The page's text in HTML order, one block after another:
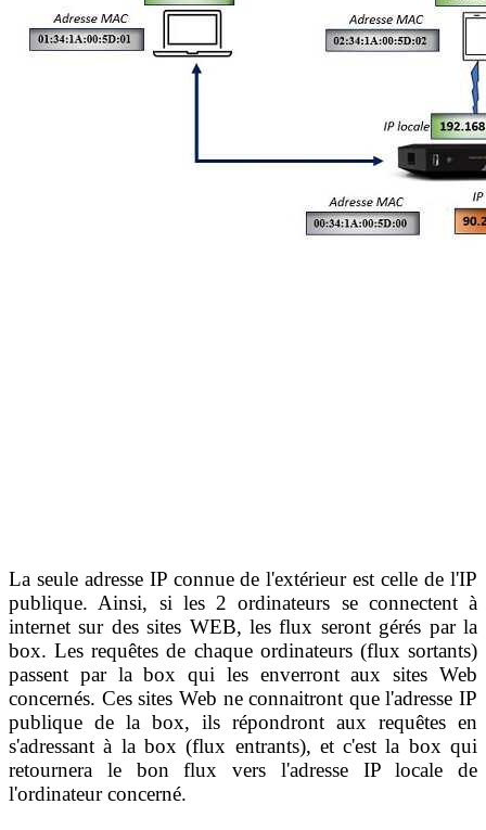
La seule adresse IP connue de l'extérieur est celle de l'IP
publique. Ainsi, si les 2 ordinateurs se connectent à
internet sur des sites WEB, les flux seront gérés par la
box. Les requêtes de chaque ordinateurs (flux sortants)
passent par la box qui les enverront aux sites Web
concernés. Ces sites Web ne connaitront que l'adresse IP
publique de la box, ils répondront aux requêtes en
s'adressant à la box (flux entrants), et c'est la box qui
retournera le bon flux vers l'adresse IP locale de
l'ordinateur concerné.